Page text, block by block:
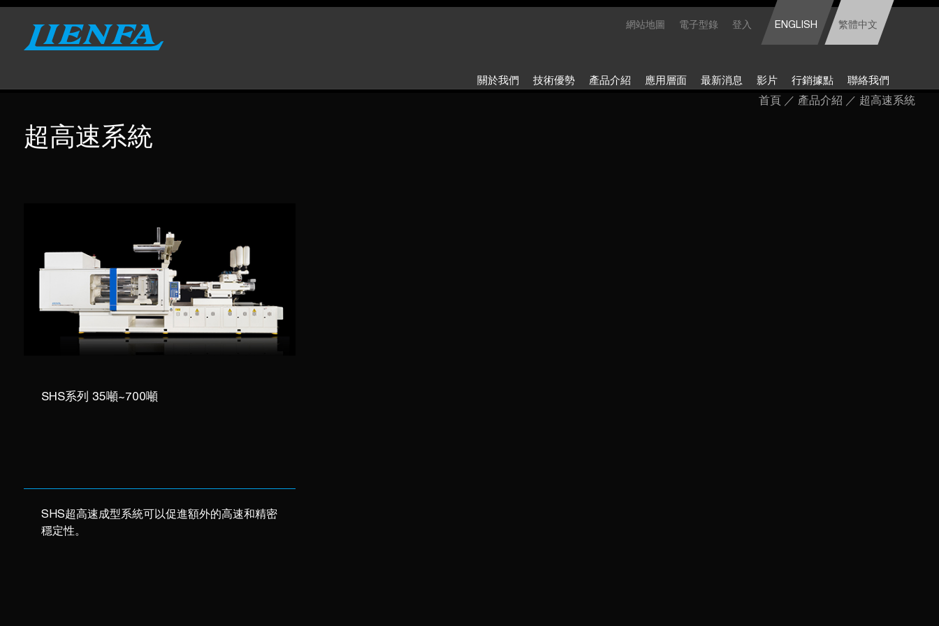
網站地圖 電子型錄 登入 ENGLISH 繁體中文
關於我們 技術優勢 產品介紹 應用層面 最新消息 影片 行銷據點 聯絡我們
首頁 ／ 產品介紹 ／ 超高速系統
超高速系統
SHS系列 35噸~700噸
SHS超高速成型系統可以促進額外的高速和精密
穩定性。